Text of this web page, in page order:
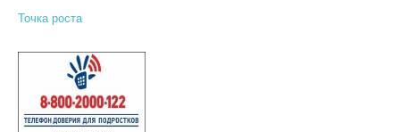
Точка роста